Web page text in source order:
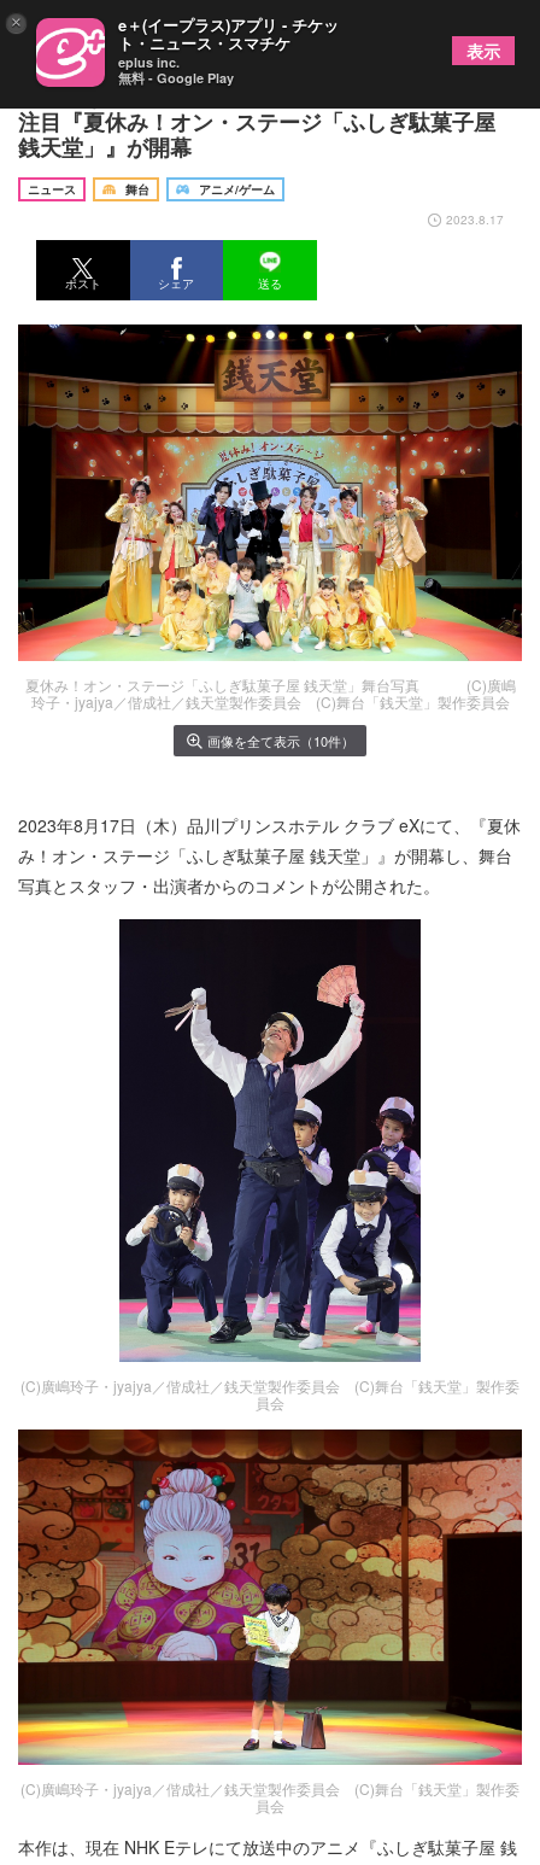
不思議な駄菓子屋が舞台化 可愛い歌やダンスにも
注目『夏休み！オン・ステージ「ふしぎ駄菓子屋
銭天堂」』が開幕
ニュース 舞台
アニメ/ゲーム
2023.8.17
ポスト シェア 送る
夏休み！オン・ステージ「ふしぎ駄菓子屋 銭天堂」舞台写真 (C)廣嶋
玲子・jyajya／偕成社／銭天堂製作委員会 (C)舞台「銭天堂」製作委員会
画像を全て表示（10件）
2023年8月17日（木）品川プリンスホテル クラブ eXにて、『夏休
み！オン・ステージ「ふしぎ駄菓子屋 銭天堂」』が開幕し、舞台
写真とスタッフ・出演者からのコメントが公開された。
(C)廣嶋玲子・jyajya／偕成社／銭天堂製作委員会 (C)舞台「銭天堂」製作委
員会
(C)廣嶋玲子・jyajya／偕成社／銭天堂製作委員会 (C)舞台「銭天堂」製作委
員会
本作は、現在 NHK Eテレにて放送中のアニメ『ふしぎ駄菓子屋 銭
× e＋(イープラス)アプリ - チケッ
ト・ニュース・スマチケ
eplus inc.
無料 - Google Play
表示